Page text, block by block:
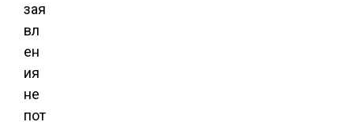
зая
вл
ен
ия
не
пот